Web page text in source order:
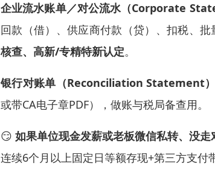
企业流水账单／对公流水（Corporate
回款（借）、供应商付款（贷）、扣税、
核查、高新/专精特新认定。
银行对账单（Reconciliation Statement）
或带CA电子章PDF），做账与税局备查用。
😏 如果单位现金发薪或老板微信私转、没走
连续6个月以上固定日等额存现+第三方支付